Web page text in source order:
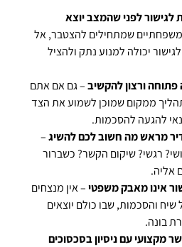
לגישור לפני שהמצב יוצא
שמתחילים להצטבר, אל
יכולה למנוע נתק ולהציל
ורצון להקשיב– גם אם אתם
ממקום שמוכן לשמוע את הצד
להגעה להסכמות.
מראש מה חשוב לכם להשיג–
רגשי? שיקום הקשר? כשברור
אליה.
אינו מאבק משפטי– אין מנצחים
והסכמות, שבו כולם יוצאים
בונה.
מקצועי עם ניסיון בסכסוכים